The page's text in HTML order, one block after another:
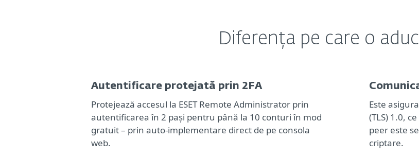
Diferența pe care o
Autentificare protejată prin 2FA
Protejează accesul la ESET Remote Administrator prin
autentificarea în 2 pași pentru până la 10 conturi în mod
gratuit – prin auto-implementare direct de pe consola
web.
Este
(TLS) 1.0,
peer este
criptare.